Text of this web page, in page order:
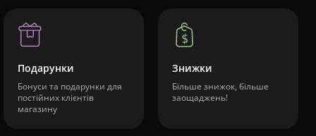
Подарунки
Бонуси та подарунки для
постійних клієнтів
магазину
Знижки
Більше знижок, більше
заощаджень!